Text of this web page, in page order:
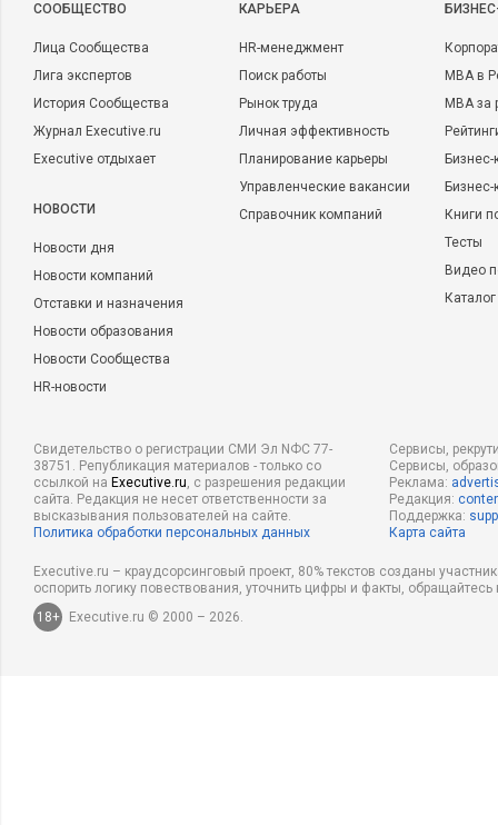
CООБЩЕСТВО
Лица Сообщества
Лига экспертов
История Сообщества
Журнал Executive.ru
Executive отдыхает
НОВОСТИ
Новости дня
Новости компаний
Отставки и назначения
Новости образования
Новости Сообщества
HR-новости
КАРЬЕРА
HR-менеджмент
Поиск работы
Рынок труда
Личная эффективность
Планирование карьеры
Управленческие вакансии
Справочник компаний
MBA в
MBA
Бизнес-
Книги
Тесты
Видео
Свидетельство о регистрации СМИ Эл NФС 77-
38751. Републикация материалов - только со
ссылкой на Executive.ru, с разрешения редакции
сайта. Редакция не несет ответственности за
высказывания пользователей на сайте.
Политика обработки персональных данных
Сервисы,
Сервисы,
Реклама:
Редакция:
Поддержка:
Карта сайта
Executive.ru – краудсорсинговый проект, 80% текстов созданы
оспорить логику повествования, уточнить цифры и факты,
18+
Executive.ru © 2000 – 2026.